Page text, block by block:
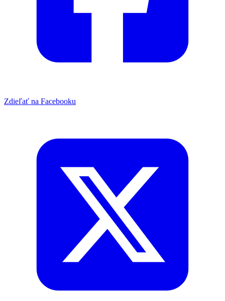
Zdieľať na Facebooku